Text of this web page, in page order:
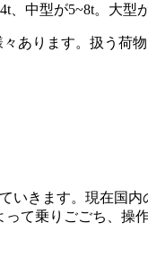
中型が5~8t。大型
あります。扱う荷
いきます。現在国内
て乗りごごち、操